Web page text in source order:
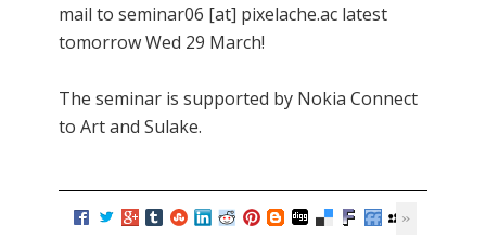
mail to seminar06 [at] pixelache.ac latest
tomorrow Wed 29 March!
The seminar is supported by Nokia Connect
to Art and Sulake.